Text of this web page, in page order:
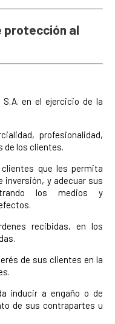
protección al
S.A. en el ejercicio de la
profesionalidad,
de los clientes.
que les permita
inversión, y adecuar sus
los medios y
recibidas, en los
de sus clientes en la
inducir a engaño o de
de sus contrapartes u